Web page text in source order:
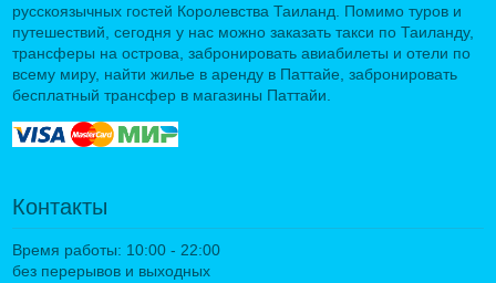
русскоязычных гостей Королевства Таиланд. Помимо туров и
путешествий, сегодня у нас можно заказать такси по Таиланду,
трансферы на острова, забронировать авиабилеты и отели по
всему миру, найти жилье в аренду в Паттайе, забронировать
бесплатный трансфер в магазины Паттайи.
Контакты
Время работы: 10:00 - 22:00
без перерывов и выходных